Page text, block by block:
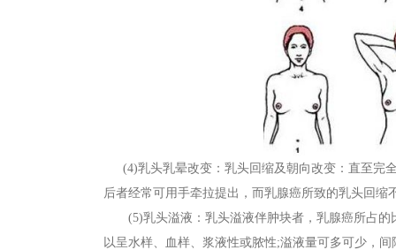
(4)乳头乳晕改变：乳头回缩及朝向改变：直至完
后者经常可用手牵拉提出，而乳腺癌所致的乳头回
(5)乳头溢液：乳头溢液伴肿块者，乳腺癌所占的
以呈水样、血样、浆液性或脓性;溢液量可多可少，